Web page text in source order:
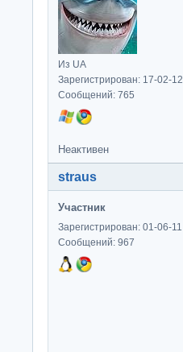
Из UA
Зарегистрирован: 17-02-12
Сообщений: 765
Неактивен
straus
Участник
Зарегистрирован: 01-06-11
Сообщений: 967